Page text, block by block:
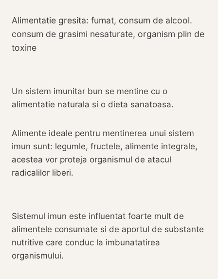
Alimentatie gresita: fumat, consum de alcool.
consum de grasimi nesaturate, organism plin de
toxine
Un sistem imunitar bun se mentine cu o
alimentatie naturala si o dieta sanatoasa.
Alimente ideale pentru mentinerea unui sistem
imun sunt: legumle, fructele, alimente integrale,
acestea vor proteja organismul de atacul
radicalilor liberi.
Sistemul imun este influentat foarte mult de
alimentele consumate si de aportul de substante
nutritive care conduc la imbunatatirea
organismului.